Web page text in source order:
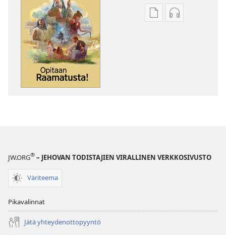
JulkaisujenÄänitteiden
JW.ORG® – JEHOVAN TODISTAJIEN VIRALLINEN VERKKOSIVUSTO
Väriteema
Pikavalinnat
Jätä yhteydenottopyyntö